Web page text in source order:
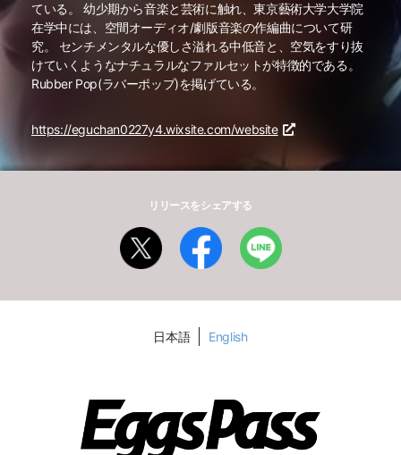
ている。 幼少期から音楽と芸術に触れ、東京藝術大学大学院
在学中には、空間オーディオ/劇版音楽の作編曲について研
究。 センチメンタルな優しさ溢れる中低音と、空気をすり抜
けていくようなナチュラルなファルセットが特徴的である。
Rubber Pop(ラバーポップ)を掲げている。
https://eguchan0227y4.wixsite.com/website
リリースをシェアする
日本語 English